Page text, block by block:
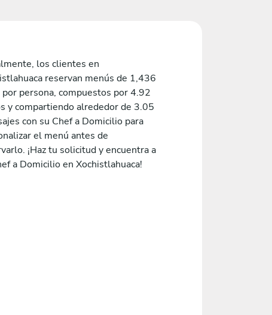
los clientes en
reservan menús de 1,436
por persona, compuestos por 4.92
y compartiendo alrededor de 3.05
con su Chef a Domicilio para
el menú antes de
¡Haz tu solicitud y encuentra a
a Domicilio en Xochistlahuaca!